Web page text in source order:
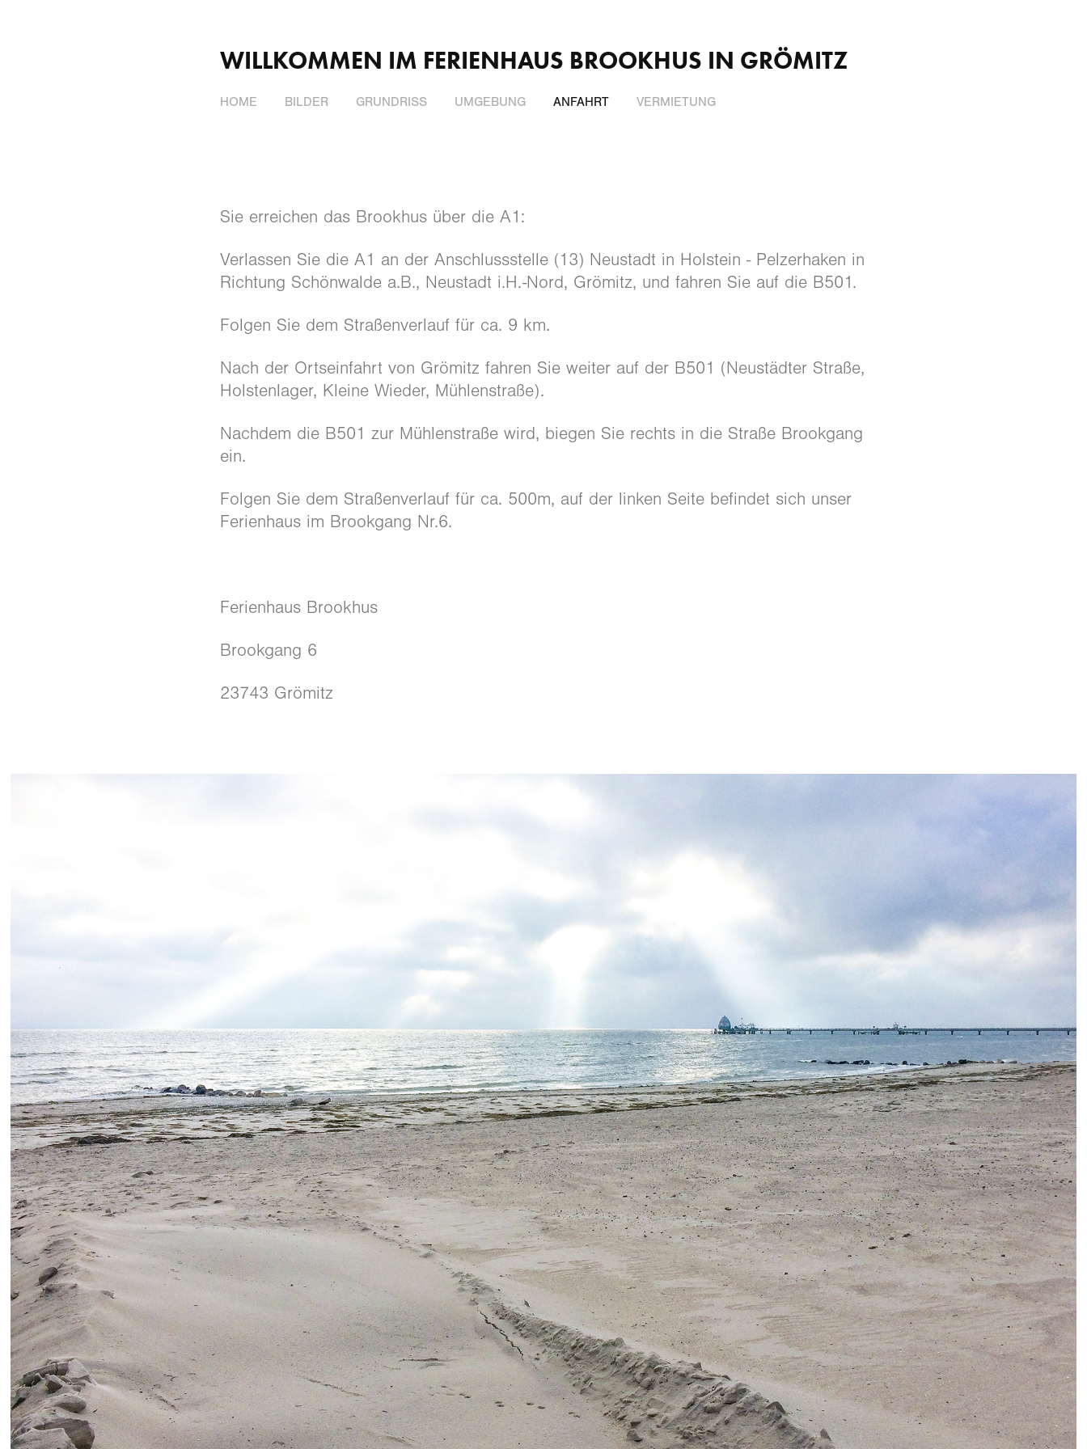
WILLKOMMEN IM FERIENHAUS BROOKHUS IN GRÖMITZ
HOME BILDER GRUNDRISS UMGEBUNG ANFAHRT VERMIETUNG
Sie erreichen das Brookhus über die A1:
Verlassen Sie die A1 an der Anschlussstelle (13) Neustadt in Holstein - Pelzerhaken in
Richtung Schönwalde a.B., Neustadt i.H.-Nord, Grömitz, und fahren Sie auf die B501.
Folgen Sie dem Straßenverlauf für ca. 9 km.
Nach der Ortseinfahrt von Grömitz fahren Sie weiter auf der B501 (Neustädter Straße,
Holstenlager, Kleine Wieder, Mühlenstraße).
Nachdem die B501 zur Mühlenstraße wird, biegen Sie rechts in die Straße Brookgang
ein.
Folgen Sie dem Straßenverlauf für ca. 500m, auf der linken Seite befindet sich unser
Ferienhaus im Brookgang Nr.6.
Ferienhaus Brookhus
Brookgang 6
23743 Grömitz